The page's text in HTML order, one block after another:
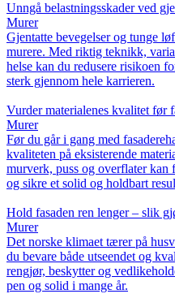
Unngå belastningsskader ved
Murer
Gjentatte bevegelser og tunge
murere. Med riktig teknikk,
helse kan du redusere risikoen
sterk gjennom hele karrieren.
Vurder materialenes kvalitet før
Murer
Før du går i gang med
kvaliteten på eksisterende
murverk, puss og overflater kan
og sikre et solid og holdbart
Hold fasaden ren lenger – slik
Murer
Det norske klimaet tærer på
du bevare både utseendet og
rengjør, beskytter og
pen og solid i mange år.